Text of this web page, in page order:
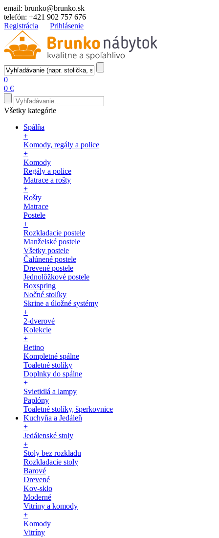
email: brunko@brunko.sk
telefón: +421 902 757 676
Registrácia
Prihlásenie
0
0 €
Všetky kategórie
Spálňa
+
Komody, regály a police
+
Komody
Regály a police
Matrace a rošty
+
Rošty
Matrace
Postele
+
Rozkladacie postele
Manželské postele
Všetky postele
Čalúnené postele
Drevené postele
Jednolôžkové postele
Boxspring
Nočné stolíky
Skrine a úložné systémy
+
2-dverové
Kolekcie
+
Betino
Kompletné spálne
Toaletné stolíky
Doplnky do spálne
+
Svietidlá a lampy
Paplóny
Toaletné stolíky, šperkovnice
Kuchyňa a Jedáleň
+
Jedálenské stoly
+
Stoly bez rozkladu
Rozkladacie stoly
Barové
Drevené
Kov-sklo
Moderné
Vitríny a komody
+
Komody
Vitríny